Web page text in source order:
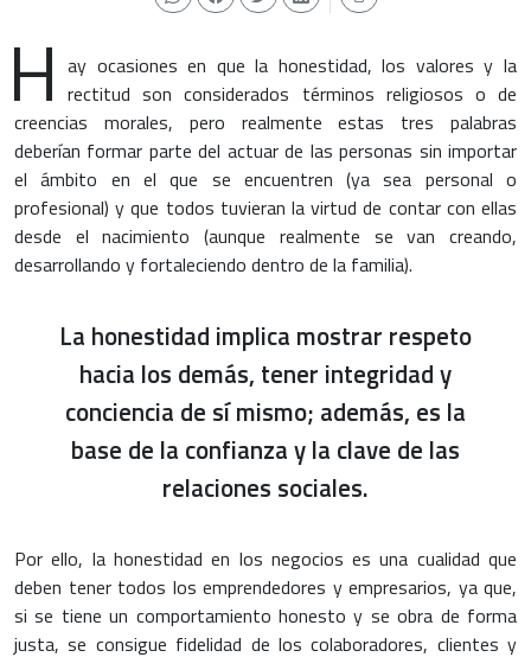
H ay ocasiones en que la honestidad, los valores y la
rectitud son considerados términos religiosos o de
creencias morales, pero realmente estas tres palabras
deberían formar parte del actuar de las personas sin importar
el ámbito en el que se encuentren (ya sea personal o
profesional) y que todos tuvieran la virtud de contar con ellas
desde el nacimiento (aunque realmente se van creando,
desarrollando y fortaleciendo dentro de la familia).
La honestidad implica mostrar respeto
hacia los demás, tener integridad y
conciencia de sí mismo; además, es la
base de la confianza y la clave de las
relaciones sociales.
Por ello, la honestidad en los negocios es una cualidad que
deben tener todos los emprendedores y empresarios, ya que,
si se tiene un comportamiento honesto y se obra de forma
justa, se consigue fidelidad de los colaboradores, clientes y